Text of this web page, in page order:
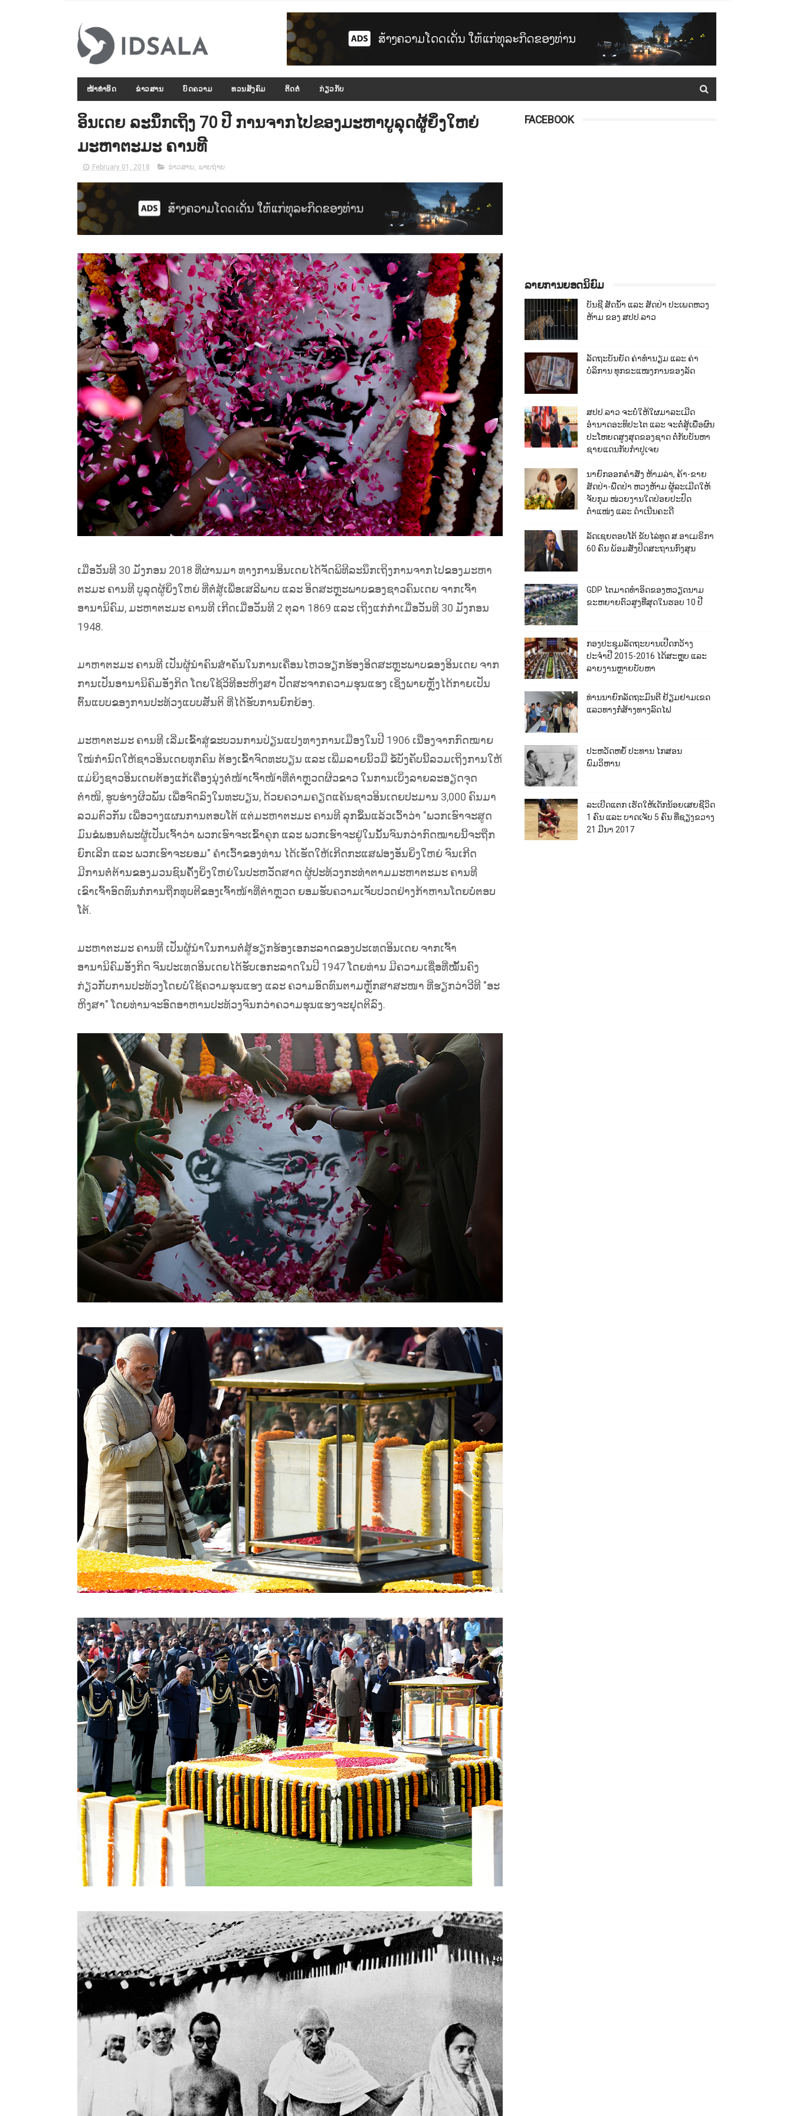
ໜ້າທຳອິດ ຂ່າວສານ ບົດຄວາມ ທວນສັງຄົມ ຕິດຕໍ່ ກ່ຽວກັບ
ອິນເດຍ ລະນຶກເຖິງ 70 ປີ ການຈາກໄປຂອງມະຫາບູລຸດຜູ້ຍິ່ງໃຫຍ່
ມະຫາຕະມະ ຄານທີ
February 01, 2018 ຂ່າວສານ, ພາບຖ່າຍ
ເມື່ອວັນທີ 30 ມັງກອນ 2018 ທີ່ຜ່ານມາ ທາງການອິນເດຍໄດ້ຈັດພິທີລະນຶກເຖິງການຈາກໄປຂອງມະຫາ
ຕະມະ ຄານທີ ບູລຸດຜູ້ຍິ່ງໃຫຍ່ ທີ່ຕໍ່ສູ້ເພື່ອເສລີພາບ ແລະ ອິດສະຫຼະພາບຂອງຊາວຄົນເດຍ ຈາກເຈົ້າ
ອານານິຄົມ, ມະຫາຕະມະ ຄານທີ ເກີດເມື່ອວັນທີ 2 ຕຸລາ 1869 ແລະ ເຖິງແກ່ກຳເມື່ອວັນທີ 30 ມັງກອນ
1948.
ມາຫາຕະມະ ຄານທີ ເປັນຜູ້ນຳຄົນສຳຄັນໃນການເຄື່ອນໄຫວຮຽກຮ້ອງອິດສະຫຼະພາບຂອງອິນເດຍ ຈາກ
ການເປັນອານານິຄົມອັງກິດ ໂດຍໃຊ້ວິທີອະຫິງສາ ປັດສະຈາກຄວາມຮຸນແຮງ ເຊິ່ງພາຍຫຼັງໄດ້ກາຍເປັນ
ຕົ້ນແບບຂອງການປະທ້ວງແບບສັນຕິ ທີ່ໄດ້ຮັບການຍົກຍ້ອງ.
ມະຫາຕະມະ ຄານທີ ເລີ່ມເຂົ້າສູ່ຂະບວນການປ່ຽນແປງທາງການເມືອງໃນປີ 1906 ເນື່ອງຈາກກົດໝາຍ
ໃໝ່ກຳນົດໃຫ້ຊາວອິນເດຍທຸກຄົນ ຕ້ອງເຂົ້າຈົດທະບຽນ ແລະ ເພີ່ມລາຍນິ້ວມື ຂໍ້ບັງຄັບນີ້ລວມເຖິງການໃຫ້
ແມ່ຍິງຊາວອິນເດຍຕ້ອງແກ້ເຄື່ອງນຸ່ງຕໍ່ໜ້າເຈົ້າໜ້າທີ່ຕຳຫຼວດຜິວຂາວ ໃນການເບິ່ງລາຍລະອຽດຈຸດ
ຕຳໜິ, ຮູບຮ່າງຜິວພັນ ເພື່ອຈົດລົງໃນທະບຽນ, ດ້ວຍຄວາມຄຽດແຄ້ນຊາວອິນເດຍປະມານ 3,000 ຄົນມາ
ລວມຕົວກັນ ເພື່ອວາງແຜນການຕອບໂຕ້ ແຕ່ມະຫາຕະມະ ຄານທີ ລຸກຂຶ້ນແລ້ວເວົ້າວ່າ "ພວກເຮົາຈະສູດ
ມົນຂໍພອນຕໍ່ພະຜູ້ເປັນເຈົ້າວ່າ ພວກເຮົາຈະເຂົ້າຄຸກ ແລະ ພວກເຮົາຈະຢູ່ໃນນັ້ນຈົນກວ່າກົດໝາຍນີ້ຈະຖືກ
ຍົກເລີກ ແລະ ພວກເຮົາຈະຍອມ" ຄຳເວົ້າຂອງທ່ານ ໄດ້ເຮັດໃຫ້ເກີດກະແສຟອງອັນຍິ່ງໃຫຍ່ ຈົນເກີດ
ມີການຕໍ່ຕ້ານຂອງມວນຊົນຄັ້ງຍິ່ງໃຫຍ່ໃນປະຫວັດສາດ ຜູ້ປະທ້ວງກະທຳຕາມມະຫາຕະມະ ຄານທີ
ເຂົາເຈົ້າອົດທົນກໍ່ການຖືກທຸບຕີຂອງເຈົ້າໜ້າທີ່ຕຳຫຼວດ ຍອມຮັບຄວາມເຈັບປວດຢ່າງກ້າຫານໂດຍບໍ່ຕອບ
ໂຕ້.
ມະຫາຕະມະ ຄານທີ ເປັນຜູ້ນຳໃນການຕໍ່ສູ້ຮຽກຮ້ອງເອກະລາດຂອງປະເທດອິນເດຍ ຈາກເຈົ້າ
ອານານິຄົມອັງກິດ ຈົນປະເທດອິນເດຍໄດ້ຮັບເອກະລາດໃນປີ 1947 ໂດຍທ່ານ ມີຄວາມເຊື່ອທີ່ໝັ້ນຄົງ
ກ່ຽວກັບການປະທ້ວງໂດຍບໍ່ໃຊ້ຄວາມຮຸນແຮງ ແລະ ຄວາມອົດທົນຕາມຫຼັກສາສະໜາ ທີ່ຮຽກວ່າວີທີ "ອະ
ຫິງສາ" ໂດຍທ່ານຈະອົດອາຫານປະທ້ວງຈົນກວ່າຄວາມຮຸນແຮງຈະຢຸດຕິລົງ.
FACEBOOK
ລາຍການຍອດນິຍົມ
ບັນຊີ ສັດນ້ຳ ແລະ ສັດປ່າ ປະເພດຫວງ
ຫ້າມ ຂອງ ສປປ.ລາວ
ລັດຖະບັນຍັດ ຄ່າທຳນຽມ ແລະ ຄ່າ
ບໍລິການ ທຸກຂະແໜງການຂອງລັດ
ສປປ.ລາວ ຈະບໍ່ໃຫ້ໃຜມາລະເມີດ
ອຳນາດອະທິປະໄຕ ແລະ ຈະຕໍ່ສູ້ເພື່ອຜົນ
ປະໂຫຍດສູງສຸດຂອງຊາດ ຕໍ່ກັບບັນຫາ
ຊາຍແດນກັບກຳປູເຈຍ
ນາຍົກອອກຄຳສັ່ງ ຫ້າມລ່າ, ຄ້າ-ຂາຍ
ສັດປ່າ-ພືດປ່າ ຫວງຫ້າມ ຜູ້ລະເມີດໃຫ້
ຈັບກຸມ ໜ່ວຍງານໃດປ່ອຍປະປົດ
ຕຳແໜ່ງ ແລະ ດຳເນີນຄະດີ
ລັດເຊຍຕອບໂຕ້ ຂັບໄລ່ທູດ ສ.ອາເມຣິກາ
60 ຄົນ ພ້ອມສັ່ງປິດສະຖານກົງສຸນ
GDP ໄຕມາດທຳອິດຂອງຫວຽດນາມ
ຂະຫຍາຍຕົວສູງທີ່ສຸດໃນຮອບ 10​ ປີ
ກອງປະຊຸມລັດຖະບານເປີດກວ້າງ
ປະຈຳປີ 2015-2016 ໄດ້ສະຫຼຸບ ແລະ
ລາຍງານຫຼາຍບັບຫາ
ທ່ານນາຍົກລັດຖະມົນຕີ ຢ້ຽມຢາມເຂດ
ແລວທາງກໍ່ສ້າງທາງລົດໄຟ
ປະຫວັດຫຍໍ້ ປະທານ ໄກສອນ
ພົມວິຫານ
ລະເບີດແຕກ ເຮັດໃຫ້ເດັກນ້ອຍເສຍຊີວິດ
1 ຄົນ ແລະ ບາດເຈັບ 5 ຄົນ ທີ່ຊຽງຂວາງ
21 ມີນາ 2017